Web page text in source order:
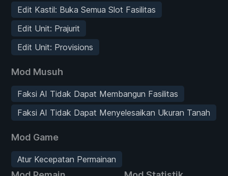
Edit Kastil: Buka Semua Slot Fasilitas
Edit Unit: Prajurit
Edit Unit: Provisions
Mod Musuh
Faksi AI Tidak Dapat Membangun Fasilitas
Faksi AI Tidak Dapat Menyelesaikan Ukuran Tanah
Mod Game
Atur Kecepatan Permainan